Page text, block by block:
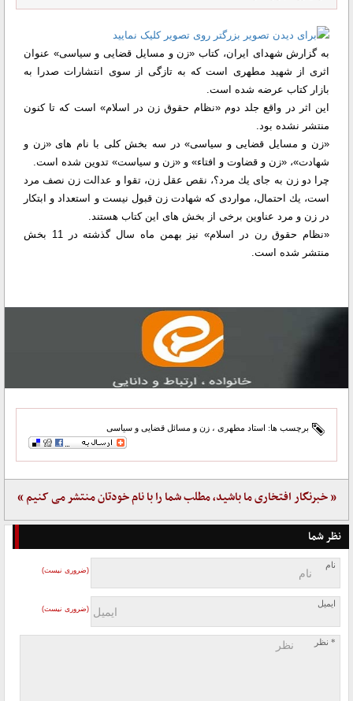
به گزارش شهدای ایران، كتاب «زن و مسایل قضایی و سیاسی» عنوان
اثری از شهید مطهری است كه به تازگی از سوی انتشارات صدرا به
بازار كتاب عرضه شده است.
این اثر در واقع جلد دوم «نظام حقوق زن در اسلام» است كه تا كنون
منتشر نشده بود.
«زن و مسایل قضایی و سیاسی» در سه بخش كلی با نام های «زن و
شهادت»، «زن و قضاوت و افتاء» و «زن و سیاست» تدوین شده است.
چرا دو زن به جای یك مرد؟، نقص عقل زن، تقوا و عدالت زن نصف مرد
است، یك احتمال، مواردی كه شهادت زن قبول نیست و استعداد و ابتكار
در زن و مرد عناوین برخی از بخش های این كتاب هستند.
«نظام حقوق رن در اسلام» نیز بهمن ماه سال گذشته در 11 بخش
منتشر شده است.
برچسب ها: استاد مطهری ، زن و مسائل قضایی و سیاسی
« خبرنگار افتخاری ما باشید، مطلب شما را با نام خودتان منتشر می کنیم »
نظر شما
نام
(ضروری نیست)
ایمیل
(ضروری نیست)
* نظر